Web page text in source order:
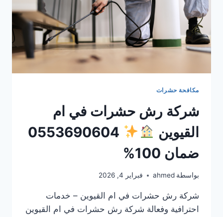
مكافحة حشرات
شركة رش حشرات في ام
القيوين
0553690604
ضمان 100%
بواسطة ahmed فبراير 4, 2026
شركة رش حشرات في ام القيوين – خدمات
احترافية وفعالة شركة رش حشرات في ام القيوين